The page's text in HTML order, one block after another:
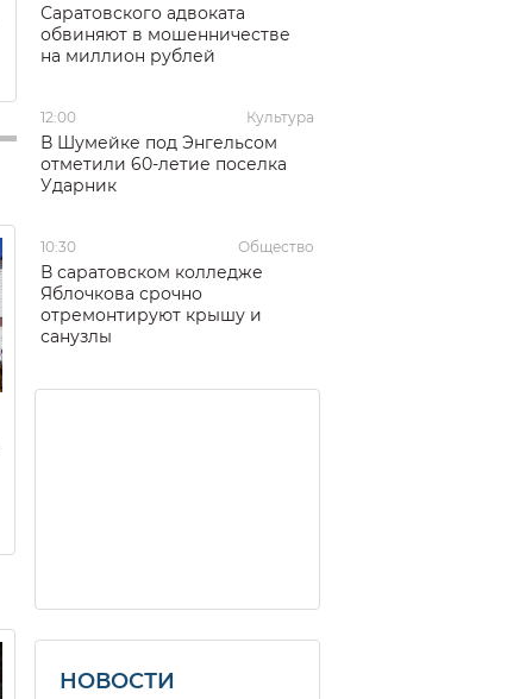
Саратовского адвоката
обвиняют в мошенничестве
на миллион рублей
12:00 Культура
В Шумейке под Энгельсом
отметили 60-летие поселка
Ударник
10:30 Общество
В саратовском колледже
Яблочкова срочно
отремонтируют крышу и
санузлы
НОВОСТИ